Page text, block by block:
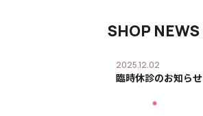
SHOP NEWS
2025.12.02
臨時休診のお知らせ